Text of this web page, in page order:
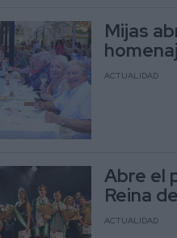
Mijas
ACTUALIDAD
Abre el
Reina
ACTUALIDAD